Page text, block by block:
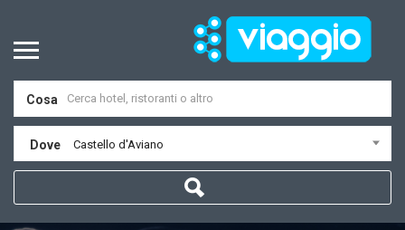
Cosa
Dove Castello d'Aviano